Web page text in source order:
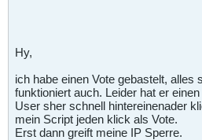
Hy,
ich habe einen Vote gebastelt, alles
funktioniert auch. Leider hat er
User sher schnell hintereinenader
mein Script jeden klick als Vote.
Erst dann greift meine IP Sperre.